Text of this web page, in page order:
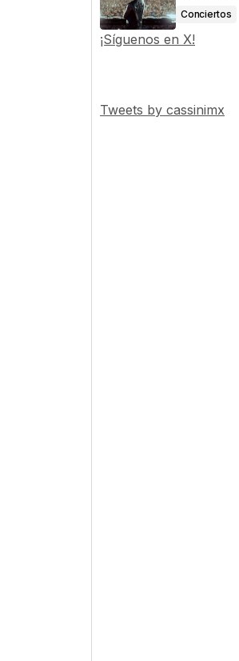
Conciertos
¡Síguenos en X!
Tweets by cassinimx